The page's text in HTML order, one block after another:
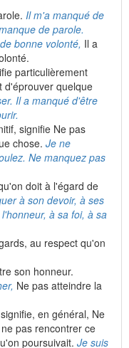
Il m'a manqué de
de parole.
bonne volonté, Il a
particulièrement
d'éprouver quelque
Il a manqué d'être
signifie Ne pas
chose. Je ne
Ne manquez pas
doit à l'égard de
à son devoir, à ses
à sa foi, à sa
au respect qu'on
son honneur.
Ne pas atteindre la
en général, Ne
pas rencontrer ce
poursuivait. Je suis